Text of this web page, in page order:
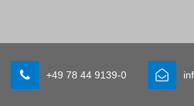
+49 78 44 9139-0